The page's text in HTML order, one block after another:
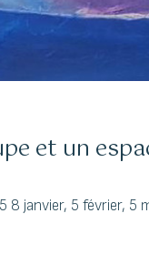
et un
8 janvier, 5 février, 5